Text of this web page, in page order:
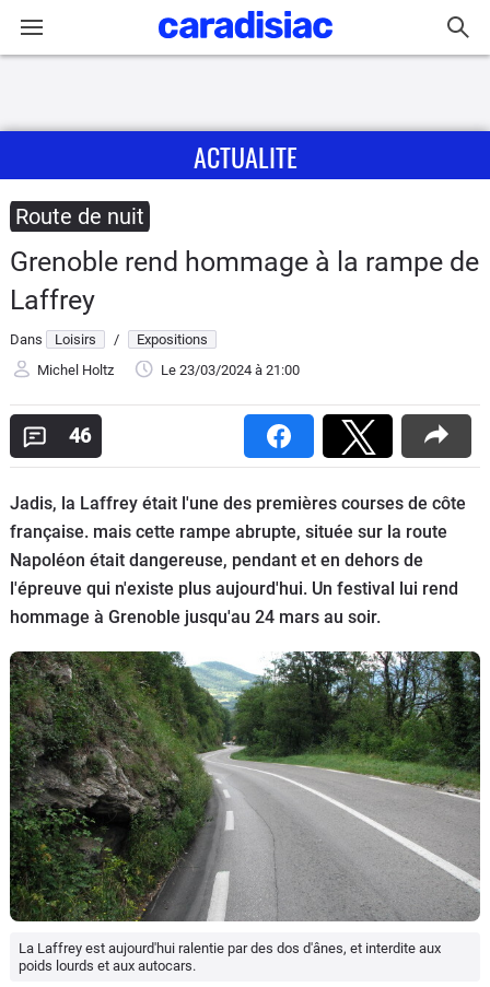
Actu
Essais
d'achat
Electriques
Utilitaires
Flottes
Auto
Services
Forum
Moto
Marques
ACTUALITE
Route de nuit
Grenoble rend hommage à la rampe de
Laffrey
Dans Loisirs /
Expositions
Michel Holtz
Le 23/03/2024 à 21:00
46
Jadis, la Laffrey était l'une des premières courses de côte
française. mais cette rampe abrupte, située sur la route
Napoléon était dangereuse, pendant et en dehors de
l'épreuve qui n'existe plus aujourd'hui. Un festival lui rend
hommage à Grenoble jusqu'au 24 mars au soir.
La Laffrey est aujourd'hui ralentie par des dos d'ânes, et interdite aux
poids lourds et aux autocars.